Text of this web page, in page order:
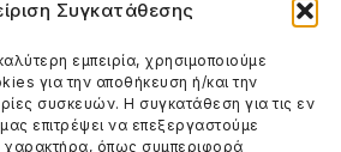
Συγκατάθεσης
εμπειρία, χρησιμοποιούμε
για την αποθήκευση ή/και την
συσκευών. Η συγκατάθεση για τις εν
επιτρέψει να επεξεργαστούμε
όπως συμπεριφορά